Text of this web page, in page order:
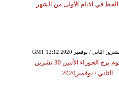
في الايام الأولى من الشهر
حظك اليوم برج الجوزاء الأثنين 30 تشرين
الثاني / نوفمبر2020